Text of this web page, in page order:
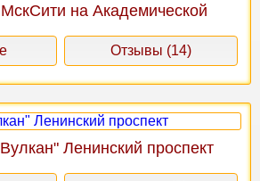
на Академической
Отзывы (14)
Ленинский проспект